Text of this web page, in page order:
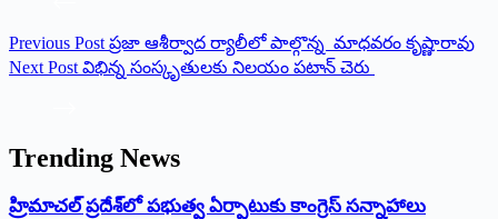
Previous Post ప్రజా ఆశీర్వాద ర్యాలీలో పాల్గొన్న మాధవరం కృష్ణారావు
Next Post విభిన్న సంస్కృతులకు నిలయం పటాన్ చెరు
Trending News
‌హ్రిమాచల్‌ ‌ప్రదేశ్‌లో పభుత్వ ఏర్పాటుకు కాంగ్రెస్‌ ‌సన్నాహాలు